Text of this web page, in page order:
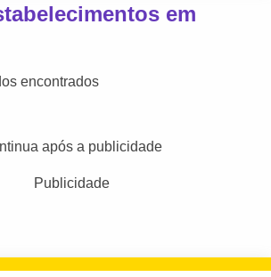
em
encontrados
após a publicidade
Publicidade